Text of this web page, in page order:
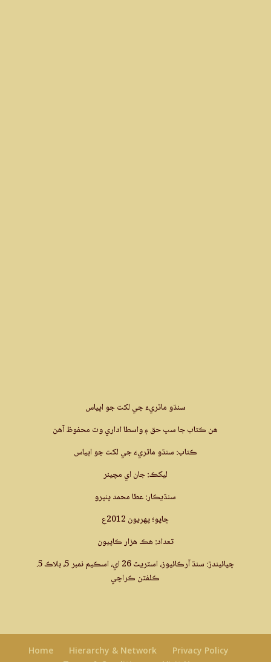
سنڌو ماٿريءَ جي لکت جو اڀياس
ھن ڪتاب جا سڀ حق ۽ واسطا اداري وٽ محفوظ آھن
ڪتاب: سنڌو ماٿريءَ جي لکت جو اڀياس
ليکڪ: جان اي مچينر
سنڌيڪار: عطا محمد ڀنڀرو
ڇاپو؛ پھريون 2012ع
تعداد: ھڪ ھزار ڪاپيون
ڇپائيندڙ: سنڌ آرڪائيوز، اسٽريٽ 26 اي، اسڪيم نمبر 5، بلاڪ 5.
ڪلفٽن ڪراچي
Home Hierarchy & Network
Privacy Policy